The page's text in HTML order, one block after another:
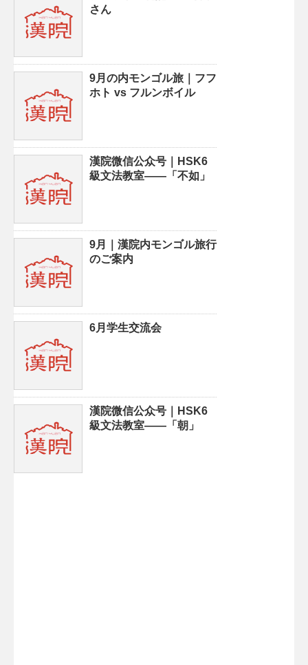
さん
9月の内モンゴル旅｜フフ
ホト vs フルンボイル
漢院微信公众号｜HSK6
級文法教室——「不如」
9月｜漢院内モンゴル旅行
のご案内
6月学生交流会
漢院微信公众号｜HSK6
級文法教室——「朝」